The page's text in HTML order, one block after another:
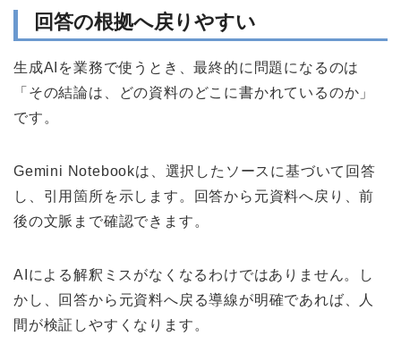
回答の根拠へ戻りやすい
生成AIを業務で使うとき、最終的に問題になるのは
「その結論は、どの資料のどこに書かれているのか」
です。
Gemini Notebookは、選択したソースに基づいて回答
し、引用箇所を示します。回答から元資料へ戻り、前
後の文脈まで確認できます。
AIによる解釈ミスがなくなるわけではありません。し
かし、回答から元資料へ戻る導線が明確であれば、人
間が検証しやすくなります。